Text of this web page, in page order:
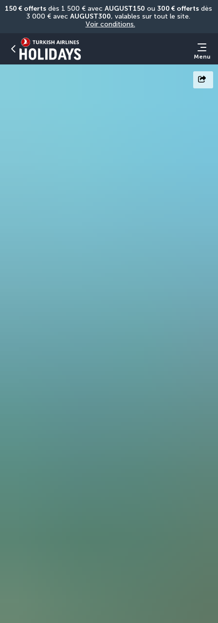
150 € offerts dès 1 500 € avec AUGUST150 ou 300 € offerts dès
3 000 € avec AUGUST300
Voir conditions.
Menu